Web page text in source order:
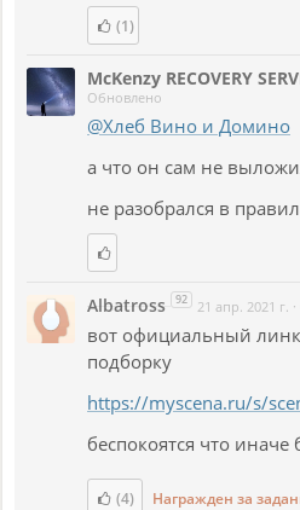
(1)
McKenzy RECOVERY
Обновлено
@Хлеб Вино и Домино
а что он сам не
не разобрался в
Albatross 92 21 апр. 2021 г. ·
вот официальный
подборку
https://myscena.ru/s/
беспокоятся что иначе
(4) Награжден за